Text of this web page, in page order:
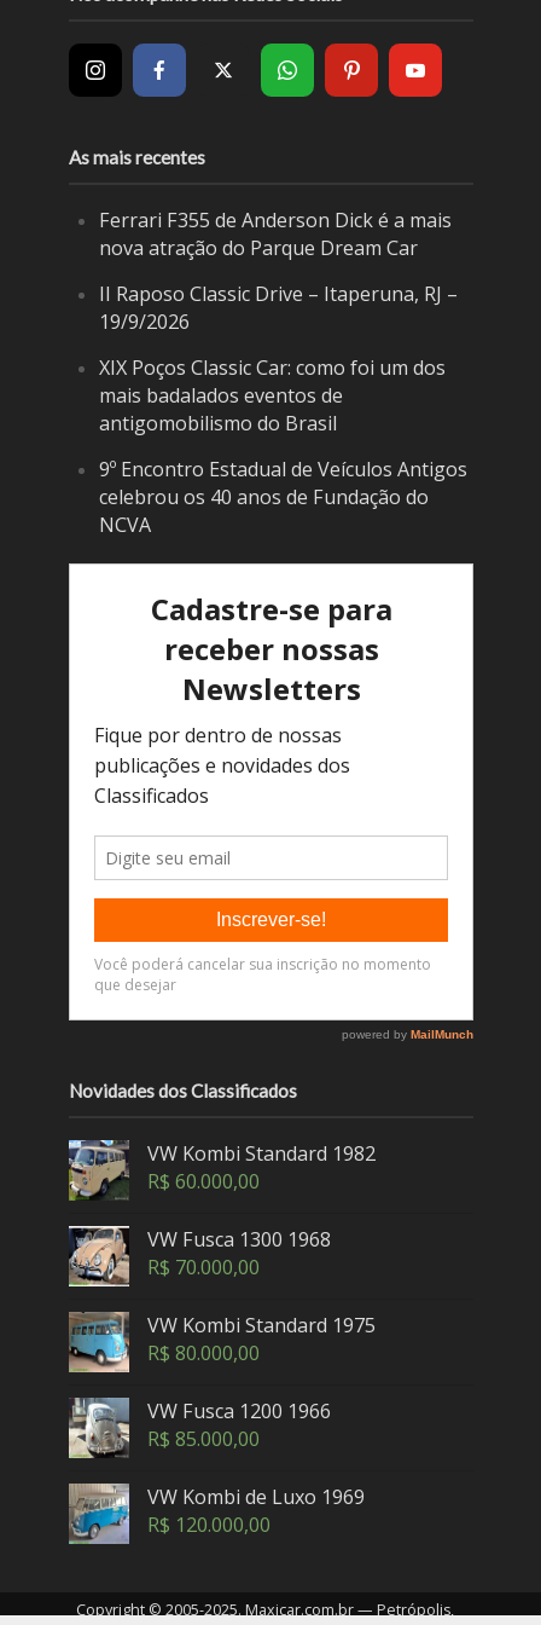
As mais recentes
Ferrari F355 de Anderson Dick é a mais
nova atração do Parque Dream Car
II Raposo Classic Drive – Itaperuna, RJ –
19/9/2026
XIX Poços Classic Car: como foi um dos
mais badalados eventos de
antigomobilismo do Brasil
9º Encontro Estadual de Veículos Antigos
celebrou os 40 anos de Fundação do
NCVA
Novidades dos Classificados
VW Kombi Standard 1982
R$ 60.000,00
VW Fusca 1300 1968
R$ 70.000,00
VW Kombi Standard 1975
R$ 80.000,00
VW Fusca 1200 1966
R$ 85.000,00
VW Kombi de Luxo 1969
R$ 120.000,00
Copyright © 2005-2025. Maxicar.com.br — Petrópolis,